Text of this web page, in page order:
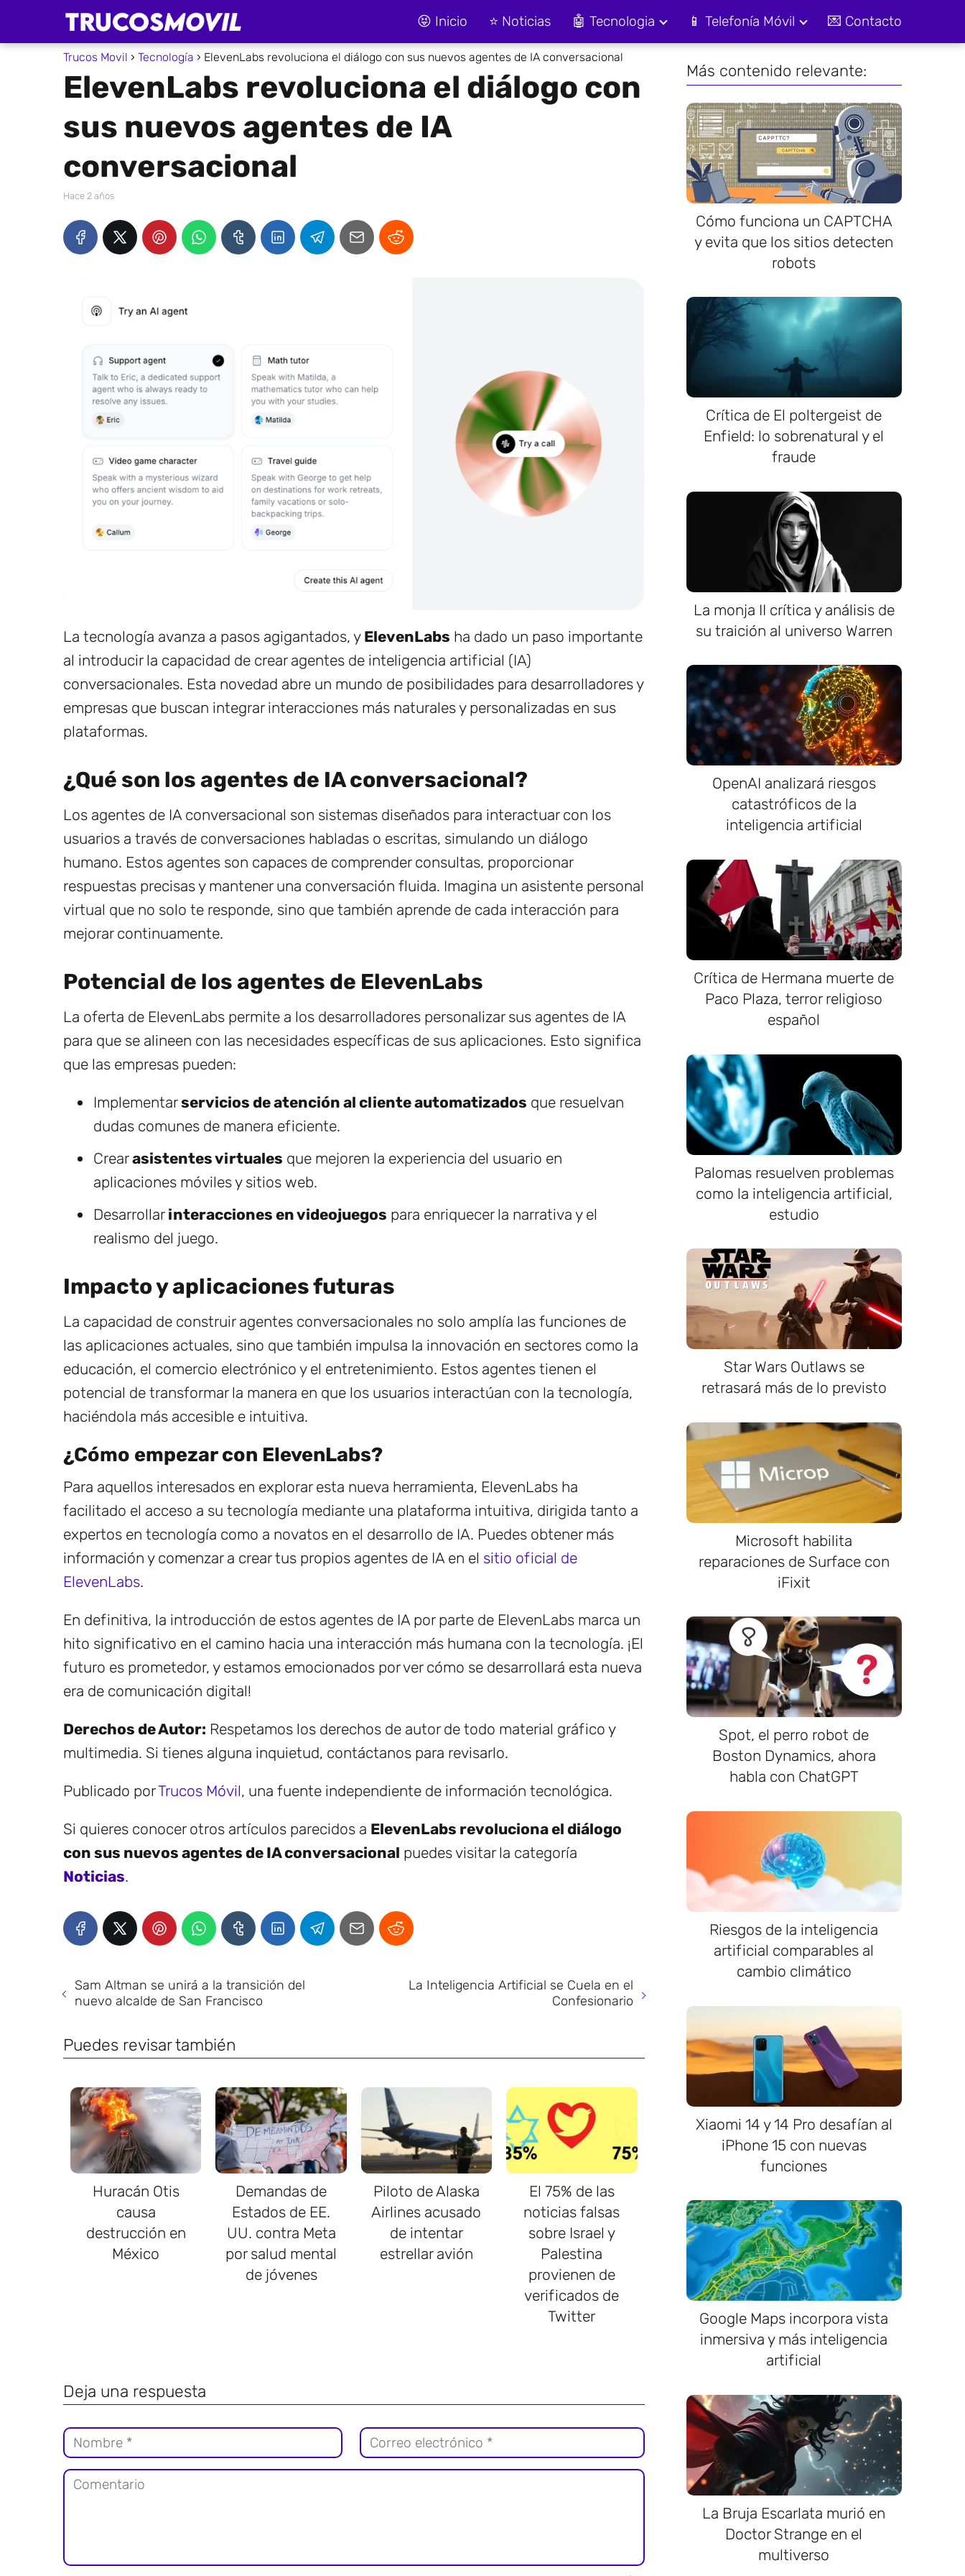
😝 Inicio ⭐ Noticias 🤖 Tecnologia 📱 Telefonía Móvil 💌 Contacto
Trucos Movil Tecnología ElevenLabs revoluciona el diálogo con sus nuevos agentes de IA conversacional
ElevenLabs revoluciona el diálogo con
sus nuevos agentes de IA
conversacional
hace 2 años
La tecnología avanza a pasos agigantados, y ElevenLabs ha dado un paso importante
al introducir la capacidad de crear agentes de inteligencia artificial (IA)
conversacionales. Esta novedad abre un mundo de posibilidades para desarrolladores y
empresas que buscan integrar interacciones más naturales y personalizadas en sus
plataformas.
¿Qué son los agentes de IA conversacional?
Los agentes de IA conversacional son sistemas diseñados para interactuar con los
usuarios a través de conversaciones habladas o escritas, simulando un diálogo
humano. Estos agentes son capaces de comprender consultas, proporcionar
respuestas precisas y mantener una conversación fluida. Imagina un asistente personal
virtual que no solo te responde, sino que también aprende de cada interacción para
mejorar continuamente.
Potencial de los agentes de ElevenLabs
La oferta de ElevenLabs permite a los desarrolladores personalizar sus agentes de IA
para que se alineen con las necesidades específicas de sus aplicaciones. Esto significa
que las empresas pueden:
Implementarservicios de atención al cliente automatizados que resuelvan
dudas comunes de manera eficiente.
Crearasistentes virtuales que mejoren la experiencia del usuario en
aplicaciones móviles y sitios web.
Desarrollar interacciones en videojuegos para enriquecer la narrativa y el
realismo del juego.
Impacto y aplicaciones futuras
La capacidad de construir agentes conversacionales no solo amplía las funciones de
las aplicaciones actuales, sino que también impulsa la innovación en sectores como la
educación, el comercio electrónico y el entretenimiento. Estos agentes tienen el
potencial de transformar la manera en que los usuarios interactúan con la tecnología,
haciéndola más accesible e intuitiva.
¿Cómo empezar con ElevenLabs?
Para aquellos interesados en explorar esta nueva herramienta, ElevenLabs ha
facilitado el acceso a su tecnología mediante una plataforma intuitiva, dirigida tanto a
expertos en tecnología como a novatos en el desarrollo de IA. Puedes obtener más
información y comenzar a crear tus propios agentes de IA en el sitio oficial de
ElevenLabs.
En definitiva, la introducción de estos agentes de IA por parte de ElevenLabs marca un
hito significativo en el camino hacia una interacción más humana con la tecnología. ¡El
futuro es prometedor, y estamos emocionados por ver cómo se desarrollará esta nueva
era de comunicación digital!
Derechos de Autor: Respetamos los derechos de autor de todo material gráfico y
multimedia. Si tienes alguna inquietud, contáctanos para revisarlo.
Publicado porTrucos Móvil, una fuente independiente de información tecnológica.
Si quieres conocer otros artículos parecidos a ElevenLabs revoluciona el diálogo
con sus nuevos agentes de IA conversacional puedes visitar la categoría
Noticias.
Sam Altman se unirá a la transición del
nuevo alcalde de San Francisco
La Inteligencia Artificial se Cuela en el
Confesionario
Puedes revisar también
Huracán Otis
causa
destrucción en
México
Demandas de
Estados de EE.
UU. contra Meta
por salud mental
de jóvenes
Piloto de Alaska
Airlines acusado
de intentar
estrellar avión
El 75% de las
noticias falsas
sobre Israel y
Palestina
provienen de
verificados de
Twitter
Deja una respuesta
Más contenido relevante:
Cómo funciona un CAPTCHA
y evita que los sitios detecten
robots
Crítica de El poltergeist de
Enfield: lo sobrenatural y el
fraude
La monja II crítica y análisis de
su traición al universo Warren
OpenAI analizará riesgos
catastróficos de la
inteligencia artificial
Crítica de Hermana muerte de
Paco Plaza, terror religioso
español
Palomas resuelven problemas
como la inteligencia artificial,
estudio
Star Wars Outlaws se
retrasará más de lo previsto
Microsoft habilita
reparaciones de Surface con
iFixit
Spot, el perro robot de
Boston Dynamics, ahora
habla con ChatGPT
Riesgos de la inteligencia
artificial comparables al
cambio climático
Xiaomi 14 y 14 Pro desafían al
iPhone 15 con nuevas
funciones
Google Maps incorpora vista
inmersiva y más inteligencia
artificial
La Bruja Escarlata murió en
Doctor Strange en el
multiverso